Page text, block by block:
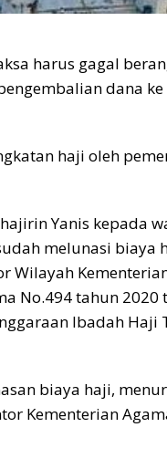
harus gagal
dana
haji oleh
Yanis kepada
melunasi biaya
Wilayah
No.494 tahun 2020
Ibadah Haji
biaya haji,
Kementerian